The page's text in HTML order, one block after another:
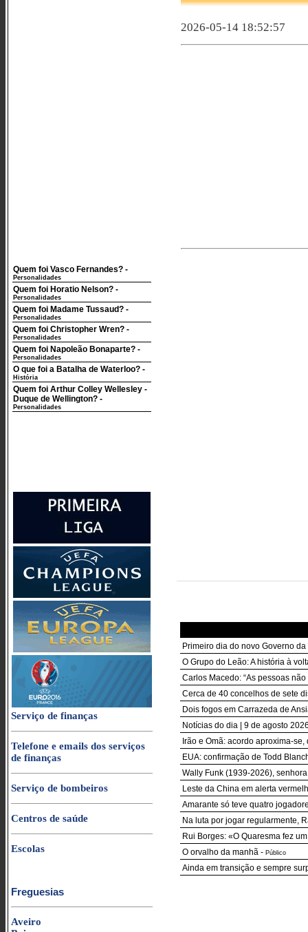
Quem foi Vasco Fernandes? -
Personalidades
Quem foi Horatio Nelson? -
Personalidades
Quem foi Madame Tussaud? -
Personalidades
Quem foi Christopher Wren? -
Personalidades
Quem foi Napoleão Bonaparte? -
Personalidades
O que foi a Batalha de Waterloo? -
História
Quem foi Arthur Colley Wellesley -
Duque de Wellington? -
Personalidades
Serviço de finanças
Telefone e emails dos serviços
de finanças
Serviço de bombeiros
Centros de saúde
Escolas
Freguesias
Aveiro
2026-05-14 18:52:57
Primeiro dia do novo Governo
O Grupo do Leão: A história à
Carlos Macedo: “As pessoas
Cerca de 40 concelhos de sete
Dois fogos em Carrazeda de
Notícias do dia | 9 de agosto
Irão e Omã: acordo aproxima-
EUA: confirmação de Todd
Wally Funk (1939-2026),
Leste da China em alerta
Amarante só teve quatro
Na luta por jogar regularmente,
Rui Borges: «O Quaresma fez
O orvalho da manhã - Público
Ainda em transição e sempre